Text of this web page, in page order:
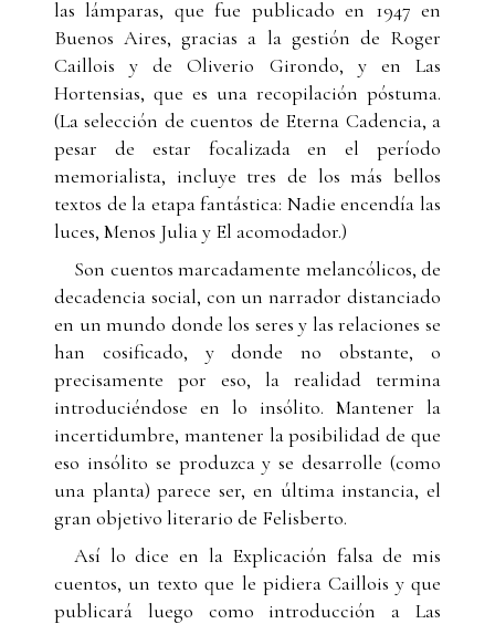
las lámparas, que fue publicado en 1947 en
Buenos Aires, gracias a la gestión de Roger
Caillois y de Oliverio Girondo, y en Las
Hortensias, que es una recopilación póstuma.
(La selección de cuentos de Eterna Cadencia, a
pesar de estar focalizada en el período
memorialista, incluye tres de los más bellos
textos de la etapa fantástica: Nadie encendía las
luces, Menos Julia y El acomodador.)
Son cuentos marcadamente melancólicos, de
decadencia social, con un narrador distanciado
en un mundo donde los seres y las relaciones se
han cosificado, y donde no obstante, o
precisamente por eso, la realidad termina
introduciéndose en lo insólito. Mantener la
incertidumbre, mantener la posibilidad de que
eso insólito se produzca y se desarrolle (como
una planta) parece ser, en última instancia, el
gran objetivo literario de Felisberto.
Así lo dice en la Explicación falsa de mis
cuentos, un texto que le pidiera Caillois y que
publicará luego como introducción a Las